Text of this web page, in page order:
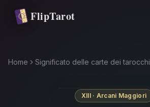
Vai al contenuto principale
FlipTarot
Home Significato delle carte dei tarocchi
XIII · Arcani Maggiori